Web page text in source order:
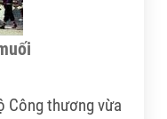
Công thương vừa